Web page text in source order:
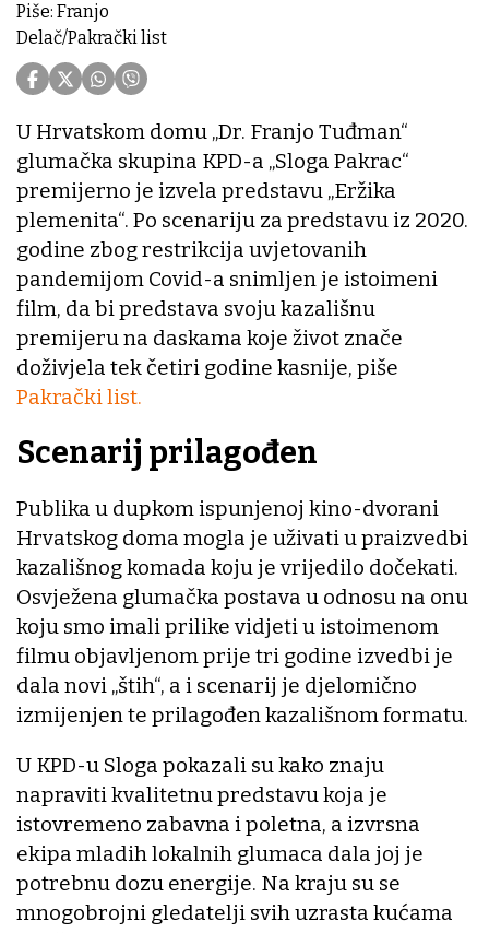
Piše: Franjo
Delač/Pakrački list
U Hrvatskom domu „Dr. Franjo Tuđman“
glumačka skupina KPD-a „Sloga Pakrac“
premijerno je izvela predstavu „Eržika
plemenita“. Po scenariju za predstavu iz 2020.
godine zbog restrikcija uvjetovanih
pandemijom Covid-a snimljen je istoimeni
film, da bi predstava svoju kazališnu
premijeru na daskama koje život znače
doživjela tek četiri godine kasnije, piše
Pakrački list.
Scenarij prilagođen
Publika u dupkom ispunjenoj kino-dvorani
Hrvatskog doma mogla je uživati u praizvedbi
kazališnog komada koju je vrijedilo dočekati.
Osvježena glumačka postava u odnosu na onu
koju smo imali prilike vidjeti u istoimenom
filmu objavljenom prije tri godine izvedbi je
dala novi „štih“, a i scenarij je djelomično
izmijenjen te prilagođen kazališnom formatu.
U KPD-u Sloga pokazali su kako znaju
napraviti kvalitetnu predstavu koja je
istovremeno zabavna i poletna, a izvrsna
ekipa mladih lokalnih glumaca dala joj je
potrebnu dozu energije. Na kraju su se
mnogobrojni gledatelji svih uzrasta kućama